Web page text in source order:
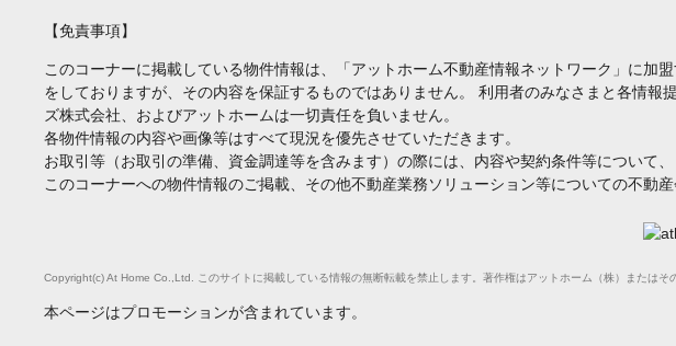
【免責事項】
このコーナーに掲載している物件情報は、「アットホーム不動産情報ネットワーク」に加
をしておりますが、その内容を保証するものではありません。 利用者のみなさまと各情
ズ株式会社、およびアットホームは一切責任を負いません。
各物件情報の内容や画像等はすべて現況を優先させていただきます。
お取引等（お取引の準備、資金調達等を含みます）の際には、内容や契約条件等について
このコーナーへの物件情報のご掲載、その他不動産業務ソリューション等についての不動
Copyright(c) At Home Co.,Ltd. このサイトに掲載している情報の無断転載を禁止します。著作権はアットホーム（株）またはそ
本ページはプロモーションが含まれています。